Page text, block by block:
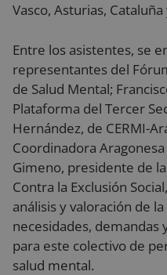
Vasco, Asturias, Cataluña
Entre los asistentes, se
representantes del
de Salud Mental;
Plataforma del Tercer
Hernández, de CERMI-
Coordinadora
Gimeno, presidente de
Contra la Exclusión
análisis y valoración de
necesidades, demandas
para este colectivo de
salud mental.